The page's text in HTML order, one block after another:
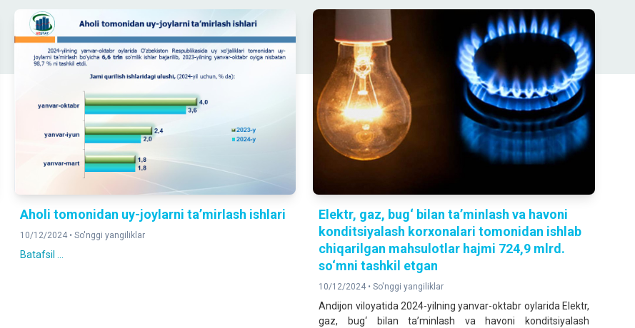
Aholi tomonidan uy-joylarni taʼmirlash ishlari
10/12/2024 • So'nggi yangiliklar
Batafsil ...
Elektr, gaz, bug‘ bilan ta’minlash va havoni
konditsiyalash korxonalari tomonidan ishlab
chiqarilgan mahsulotlar hajmi 724,9 mlrd.
so‘mni tashkil etgan
10/12/2024 •So'nggi yangiliklar
Andijon viloyatida 2024-yilning yanvar-oktabr oylarida Elektr,
gaz, bug‘ bilan ta’minlash va havoni konditsiyalash